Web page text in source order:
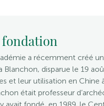
fondation
a récemment créé
Blanchon, disparue le 19
et leur utilisation en Chine
était professeur